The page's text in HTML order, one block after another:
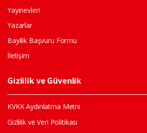
Yayınevleri
Yazarlar
Bayilik Başvuru Formu
İletişim
Gizlilik ve Güvenlik
KVKK Aydınlatma Metni
Gizlilik ve Veri Politikası